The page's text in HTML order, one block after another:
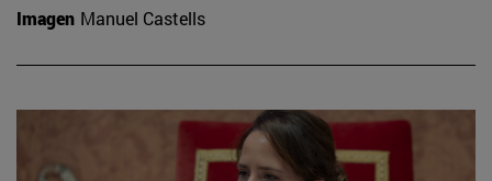
Imagen Manuel Castells